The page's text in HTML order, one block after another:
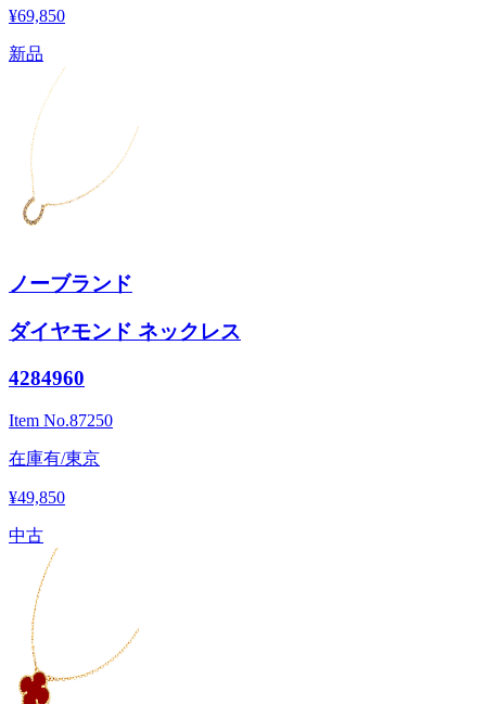
¥69,850
新品
ノーブランド
ダイヤモンド ネックレス
4284960
Item No.87250
在庫有/東京
¥49,850
中古